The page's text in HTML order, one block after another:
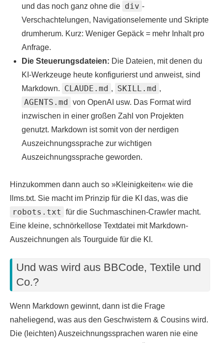
und das noch ganz ohne die div -
Verschachtelungen, Navigationselemente und Skripte
drumherum. Kurz: Weniger Gepäck = mehr Inhalt pro
Anfrage.
Die Steuerungsdateien: Die Dateien, mit denen du
KI-Werkzeuge heute konfigurierst und anweist, sind
Markdown.
CLAUDE.md , SKILL.md ,
AGENTS.md von OpenAI usw. Das Format wird
inzwischen in einer großen Zahl von Projekten
genutzt. Markdown ist somit von der nerdigen
Auszeichnungssprache zur wichtigen
Auszeichnungssprache geworden.
Hinzukommen dann auch so »Kleinigkeiten« wie die
llms.txt. Sie macht im Prinzip für die KI das, was die
robots.txt
für die Suchmaschinen-Crawler macht.
Eine kleine, schnörkellose Textdatei mit Markdown-
Auszeichnungen als Tourguide für die KI.
Und was wird aus BBCode, Textile und
Co.?
Wenn Markdown gewinnt, dann ist die Frage
naheliegend, was aus den Geschwistern & Cousins wird.
Die (leichten) Auszeichnungssprachen waren nie eine